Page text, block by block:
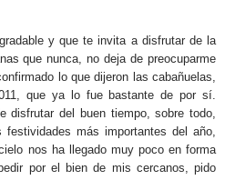
y que te invita a disfrutar de la
que nunca, no deja de preocuparme
lo que dijeron las cabañuelas,
que ya lo fue bastante de por sí.
disfrutar del buen tiempo, sobre todo,
más importantes del año,
nos ha llegado muy poco en forma
por el bien de mis cercanos, pido